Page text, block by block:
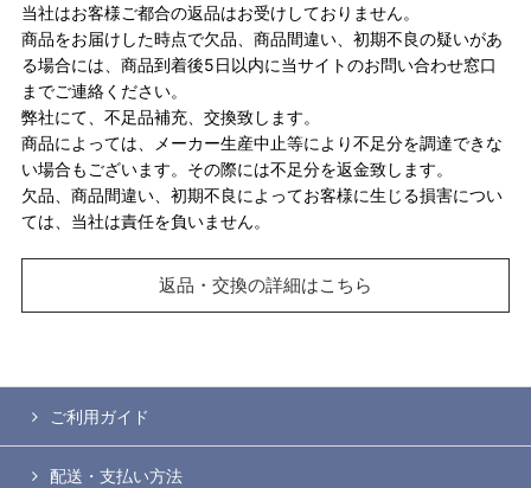
当社はお客様ご都合の返品はお受けしておりません。
商品をお届けした時点で欠品、商品間違い、初期不良の疑いがあ
る場合には、商品到着後5日以内に当サイトのお問い合わせ窓口
までご連絡ください。
弊社にて、不足品補充、交換致します。
商品によっては、メーカー生産中止等により不足分を調達できな
い場合もございます。その際には不足分を返金致します。
欠品、商品間違い、初期不良によってお客様に生じる損害につい
ては、当社は責任を負いません。
返品・交換の詳細はこちら
ご利用ガイド
配送・支払い方法